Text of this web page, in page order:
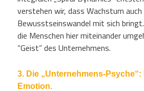
verstehen wir, dass Wachstum
Bewusstseinswandel mit sich
die Menschen hier miteinander
“Geist” des Unternehmens.
3. Die „Unternehmens-
Emotion.